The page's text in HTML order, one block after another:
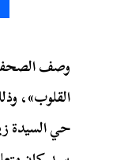
وصف
القلوب»،
حي السيدة